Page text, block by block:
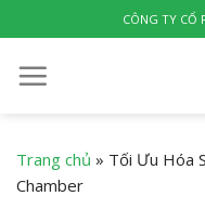
to
content
CÔNG TY CỔ
Trang chủ » Tối Ưu Hóa
Chamber